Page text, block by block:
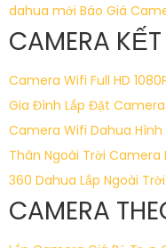
dahua mới Báo Giá
CAMERA
Camera Wifi Full HD
Gia Đình Lắp Đặt
Camera Wifi Dahua Hình
Thân Ngoài Trời Camera
360 Dahua Lắp Ngoài Trời
CAMERA